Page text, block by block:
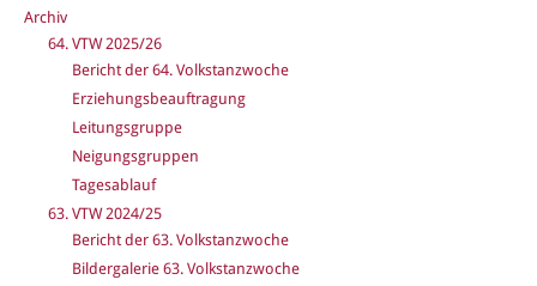
Archiv
64. VTW 2025/26
Bericht der 64. Volkstanzwoche
Erziehungsbeauftragung
Leitungsgruppe
Neigungsgruppen
Tagesablauf
63. VTW 2024/25
Bericht der 63. Volkstanzwoche
Bildergalerie 63. Volkstanzwoche